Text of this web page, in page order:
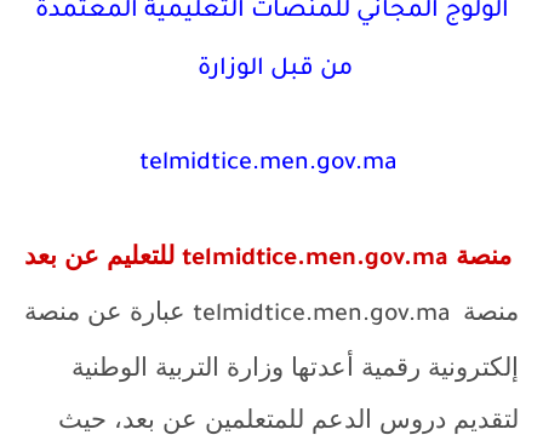
الولوج المجاني للمنصات التعليمية المعتمدة
من قبل الوزارة
منصة telmidtice.men.gov.ma للتعليم عن بعد
منصة telmidtice.men.gov.ma عبارة عن منصة
إلكترونية رقمية أعدتها وزارة التربية الوطنية
لتقديم دروس الدعم للمتعلمين عن بعد، حيث